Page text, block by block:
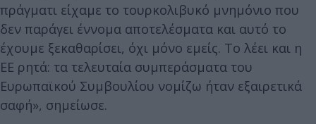
πράγματι είχαμε το τουρκολιβυκό μνημόνιο που
δεν παράγει έννομα αποτελέσματα και αυτό το
έχουμε ξεκαθαρίσει, όχι μόνο εμείς. Το λέει και η
ΕΕ ρητά: τα τελευταία συμπεράσματα του
Ευρωπαϊκού Συμβουλίου νομίζω ήταν εξαιρετικά
σαφή», σημείωσε.